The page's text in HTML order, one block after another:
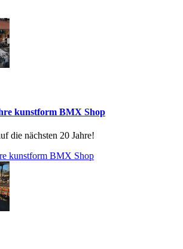
kunstform BMX Shop
die nächsten 20 Jahre!
kunstform BMX Shop